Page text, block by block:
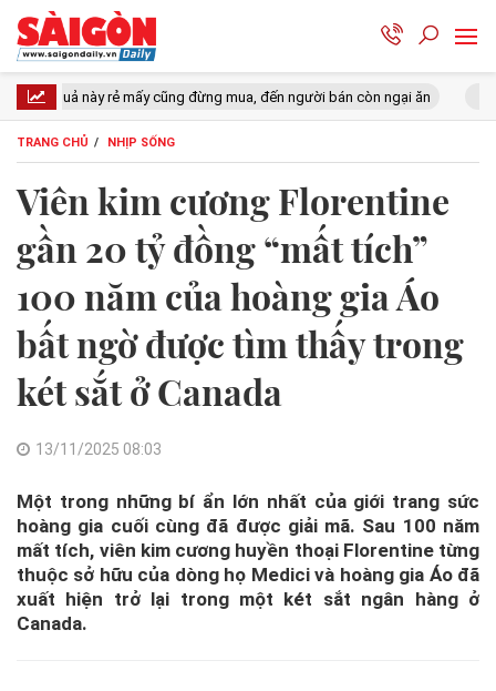
cũng đừng mua, đến người bán còn ngại ăn Lý do Suneo không
TRANG CHỦ NHỊP SỐNG
Viên kim cương Florentine
gần 20 tỷ đồng “mất tích”
100 năm của hoàng gia Áo
bất ngờ được tìm thấy trong
két sắt ở Canada
13/11/2025 08:03
Một trong những bí ẩn lớn nhất của giới trang sức
hoàng gia cuối cùng đã được giải mã. Sau 100 năm
mất tích, viên kim cương huyền thoại Florentine từng
thuộc sở hữu của dòng họ Medici và hoàng gia Áo đã
xuất hiện trở lại trong một két sắt ngân hàng ở
Canada.